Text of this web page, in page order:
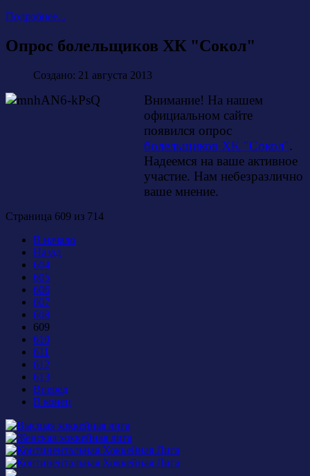
Подробнее...
Опрос болельщиков ХК "Сокол"
Создано: 21 августа 2013
Внимание! На нашем
официальном сайте
появился опрос
болельщиков ХК "Сокол".
Надеемся на ваше активное
участие. Нам небезразлично
ваше мнение.
Страница 609 из 714
В начало
Назад
604
605
606
607
608
609
610
611
612
613
Вперед
В конец